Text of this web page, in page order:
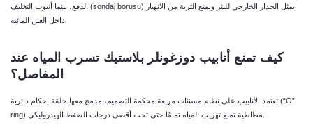
الدفع، بينما أنبوب التغليف (sondaj borusu) يمثل الجدار الخارجي للبئر ويمنع التربة من الانهيار
كيف تمنع أنابيب دوزغونلر بلاستيك تسرب المياه عند
المفاصل؟
تعتمد الأنابيب على نظام مسننات مربعة محكمة التصميم، مدمج معها حلقة إحكام دائرية (“O”